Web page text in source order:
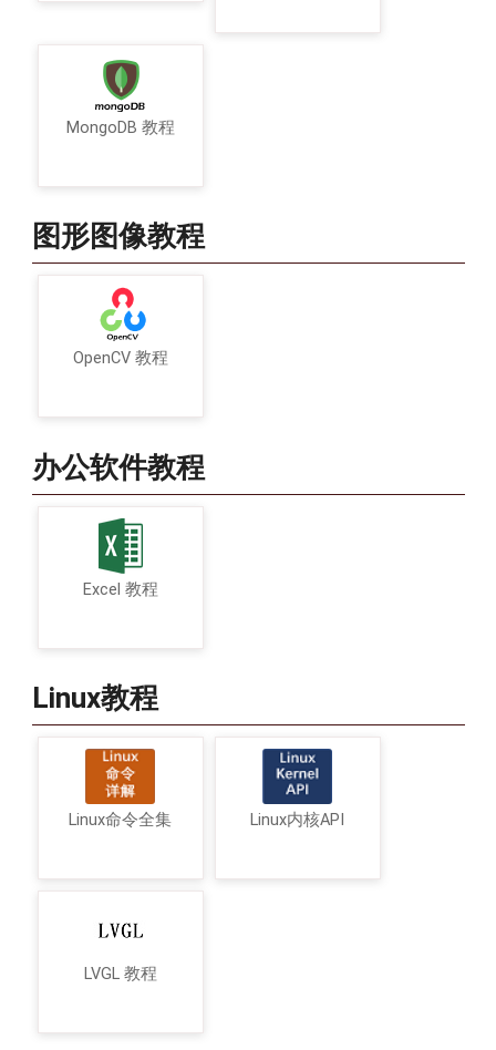
MongoDB 教程
图形图像教程
OpenCV 教程
办公软件教程
Excel 教程
Linux教程
Linux命令全集 Linux内核API
LVGL 教程